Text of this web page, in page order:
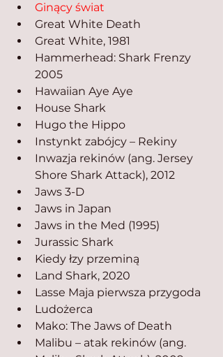
Ginący świat
Great White Death
Great White, 1981
Hammerhead: Shark Frenzy
2005
Hawaiian Aye Aye
House Shark
Hugo the Hippo
Instynkt zabójcy – Rekiny
Inwazja rekinów (ang. Jersey
Shore Shark Attack), 2012
Jaws 3-D
Jaws in Japan
Jaws in the Med (1995)
Jurassic Shark
Kiedy łzy przeminą
Land Shark, 2020
Lasse Maja pierwsza przygoda
Ludożerca
Mako: The Jaws of Death
Malibu – atak rekinów (ang.